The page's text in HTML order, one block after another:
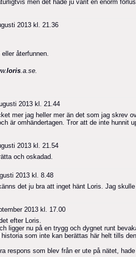
men det hade ju varit en enorm
2013 kl. 21.36
återfunnen.
loris.a.se.
2013 kl. 21.44
mer jag heller mer än det som jag skrev
är omhändertagen. Tror att de inte hunnit
2013 kl. 21.54
och oskadad.
2013 kl. 8.48
det ju bra att inget hänt Loris. Jag
2013 kl. 17.00
efter Loris.
ligger nu på en trygg och dygnet runt
som inte kan berättas här helt tills
respons som blev från er ute på nätet,